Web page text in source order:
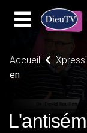
Accueil
en